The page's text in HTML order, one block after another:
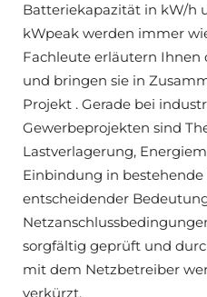
Batteriekapazität in kW/h
kWpeak werden immer
Fachleute erläutern Ihnen
und bringen sie in
Projekt . Gerade bei
Gewerbeprojekten sind
Lastverlagerung,
Einbindung in
entscheidender
sorgfältig geprüft und
mit dem Netzbetreiber
verkürzt.